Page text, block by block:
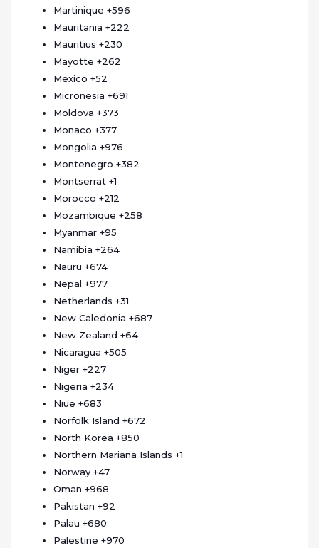
Martinique +596
Mauritania +222
Mauritius +230
Mayotte +262
Mexico +52
Micronesia +691
Moldova +373
Monaco +377
Mongolia +976
Montenegro +382
Montserrat +1
Morocco +212
Mozambique +258
Myanmar +95
Namibia +264
Nauru +674
Nepal +977
Netherlands +31
New Caledonia +687
New Zealand +64
Nicaragua +505
Niger +227
Nigeria +234
Niue +683
Norfolk Island +672
North Korea +850
Northern Mariana Islands +1
Norway +47
Oman +968
Pakistan +92
Palau +680
Palestine +970